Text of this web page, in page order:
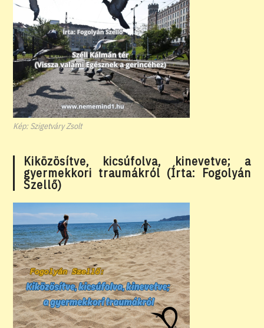
Kép: Szigetváry Zsolt
Kiközösítve, kicsúfolva, kinevetve; a
gyermekkori traumákról (Írta: Fogolyán
Szellő)